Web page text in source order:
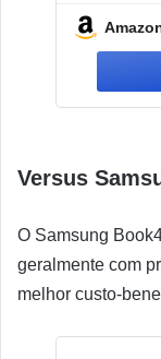
Versus
O Samsung
geralmente com
melhor custo-